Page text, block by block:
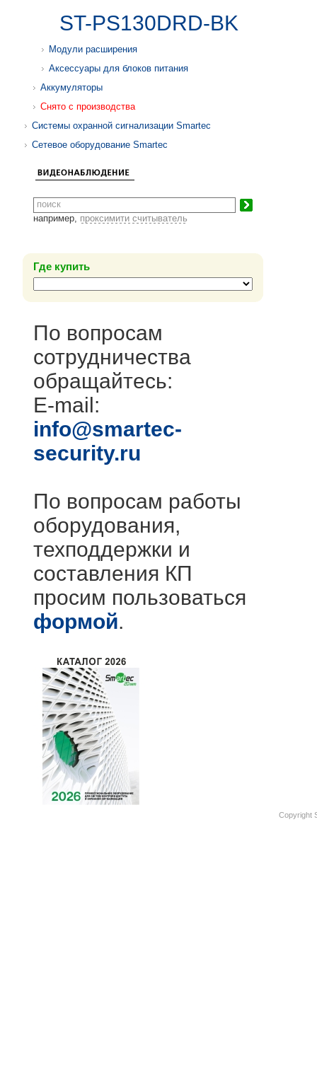
ST-PS130DRD-BK
Модули расширения
Аксессуары для блоков питания
Аккумуляторы
Снято с производства
Системы охранной сигнализации Smartec
Сетевое оборудование Smartec
например, проксимити считыватель
Где купить
По вопросам
сотрудничества
обращайтесь:
E-mail:
info@smartec-
security.ru
По вопросам работы
оборудования,
техподдержки и
составления КП
просим пользоваться
формой.
Copyright